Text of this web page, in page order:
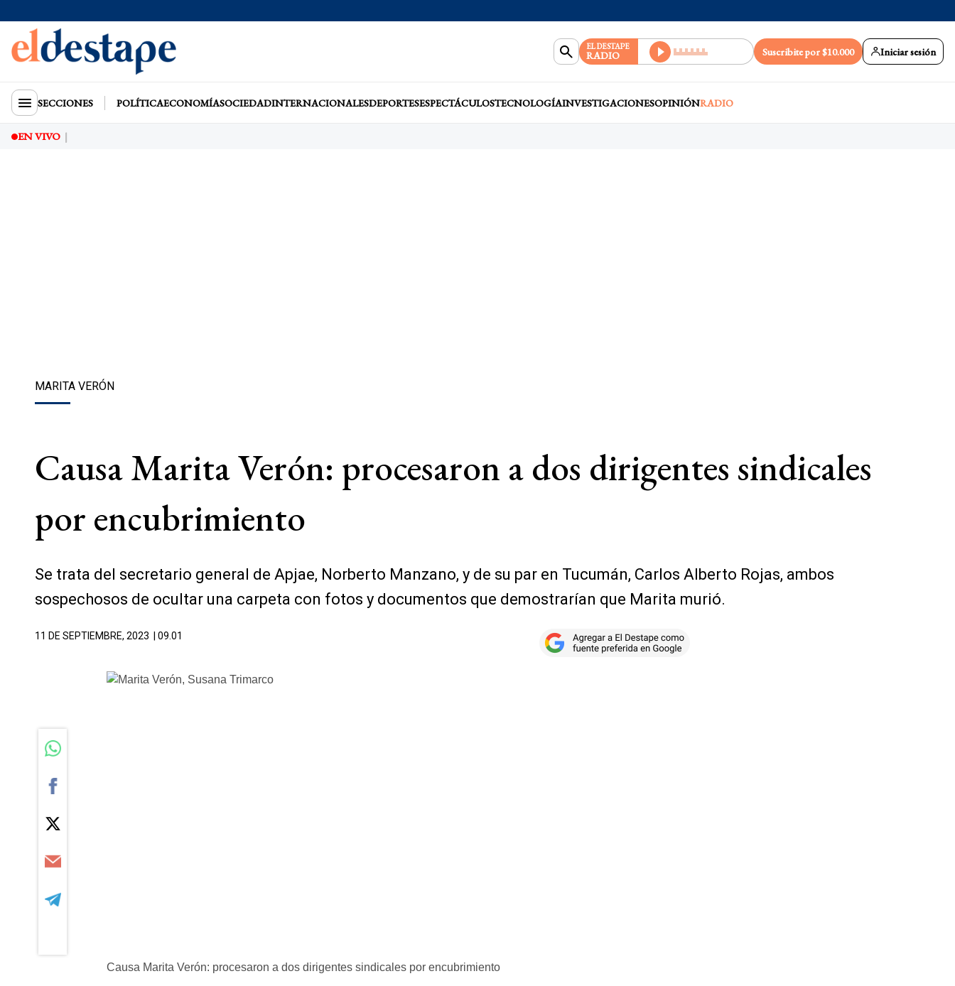
EL DESTAPE
RADIO Suscribite por $10.000 Iniciar sesión
SECCIONES POLÍTICAECONOMÍASOCIEDADINTERNACIONALESDEPORTESESPECTÁCULOSTECNOLOGÍAINVESTIGACIONESOPINIÓNRADIO
EN VIVO
MARITA VERÓN
Causa Marita Verón: procesaron a dos dirigentes sindicales
por encubrimiento
Se trata del secretario general de Apjae, Norberto Manzano, y de su par en Tucumán, Carlos Alberto Rojas, ambos
sospechosos de ocultar una carpeta con fotos y documentos que demostrarían que Marita murió.
11 DE SEPTIEMBRE, 2023 | 09.01
Causa Marita Verón: procesaron a dos dirigentes sindicales por encubrimiento